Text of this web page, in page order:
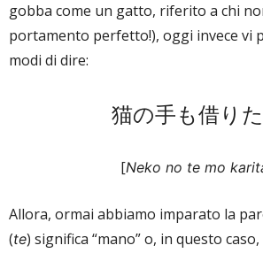
gobba come un gatto, riferito a chi
portamento perfetto!), oggi invece vi
modi di dire:
猫の手も借り
[Neko no te mo
Allora, ormai abbiamo imparato la
(te) significa “mano” o, in questo caso,